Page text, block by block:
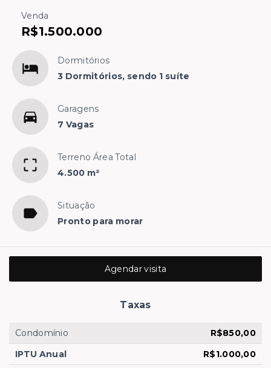
Venda
R$1.500.000
Dormitórios
3 Dormitórios, sendo 1 suíte
Garagens
7 Vagas
Terreno Área Total
4.500 m²
Situação
Pronto para morar
Agendar visita
Taxas
Condomínio
R$850,00
IPTU Anual
R$1.000,00